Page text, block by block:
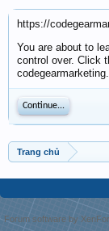
https://
You are about to
control over. Click
Continue...
Trang chủ
Forum software by